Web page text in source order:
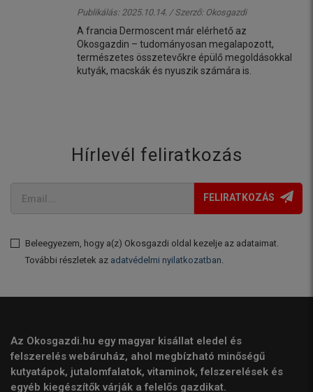
Publikálás: 2025.10.14. / Szerző: Okosgazdi
A francia Dermoscent már elérhető az
Okosgazdin – tudományosan megalapozott,
természetes összetevőkre épülő megoldásokkal
kutyák, macskák és nyuszik számára is.
Hírlevél feliratkozás
FELIRATKOZÁS
Beleegyezem, hogy a(z) Okosgazdi oldal kezelje az adataimat.
További részletek az adatvédelmi nyilatkozatban.
Az Okosgazdi.hu egy magyar kisállat eledel és
felszerelés webáruház, ahol megbízható minőségű
kutyatápok, jutalomfalatok, vitaminok, felszerelések és
egyéb kiegészítők várják a felelős gazdikat.